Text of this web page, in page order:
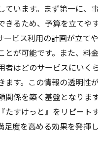
ています。まず第一に、
きるため、予算を立てや
ービス利用の計画が立て
とが可能です。また、料
者はどのサービスにいく
ます。この情報の透明性
関係を築く基盤となりま
たすけっと』をリピート
足度を高める効果を発揮